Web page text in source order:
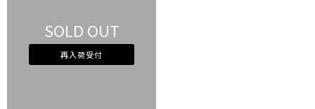
SOLD OUT
再入荷受付